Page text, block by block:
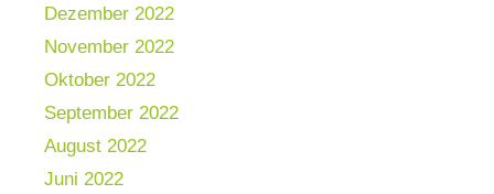
Dezember 2022
November 2022
Oktober 2022
September 2022
August 2022
Juni 2022